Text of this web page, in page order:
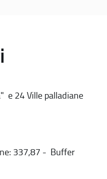
e 24 Ville palladiane
337,87 - Buffer